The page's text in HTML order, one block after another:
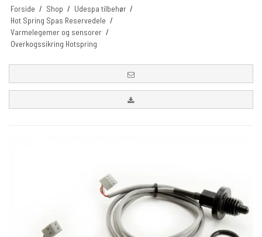
Forside / Shop / Udespa tilbehør /
Hot Spring Spas Reservedele /
Varmelegemer og sensorer /
Overkogssikring Hotspring